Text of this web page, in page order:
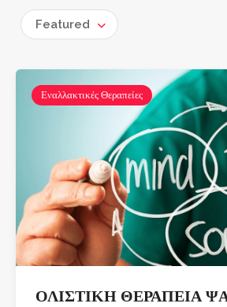
Featured
Εναλλακτικές Θεραπείες
ΟΛΙΣΤΙΚΗ ΘΕΡΑΠΕΙΑ